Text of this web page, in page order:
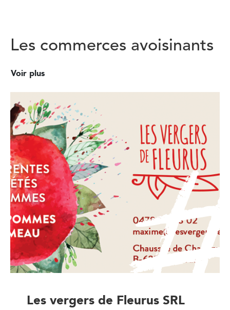
Les commerces avoisinants
Voir plus
Les vergers de Fleurus SRL